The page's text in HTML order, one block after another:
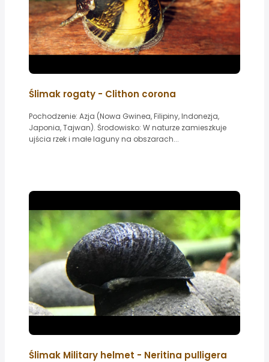
Ślimak rogaty - Clithon corona
Pochodzenie: Azja (Nowa Gwinea, Filipiny, Indonezja,
Japonia, Tajwan). Środowisko: W naturze zamieszkuje
ujścia rzek i małe laguny na obszarach...
Ślimak Military helmet - Neritina pulligera